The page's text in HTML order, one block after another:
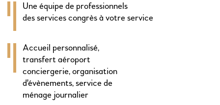
Une équipe de professionnels
des services congrès à votre service
Accueil personnalisé,
transfert aéroport
conciergerie, organisation
d'évènements, service de
ménage journalier